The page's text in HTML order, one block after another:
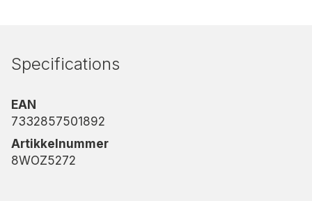
Specifications
EAN
7332857501892
Artikkelnummer
8WOZ5272